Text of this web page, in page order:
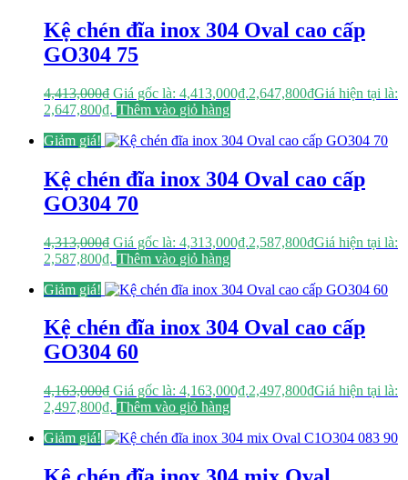
Kệ chén đĩa inox 304 Oval cao cấp
GO304 75
4,413,000₫ Giá gốc là: 4,413,000₫.2,647,800₫Giá hiện tại là:
2,647,800₫. Thêm vào giỏ hàng
Giảm giá!
Kệ chén đĩa inox 304 Oval cao cấp
GO304 70
4,313,000₫ Giá gốc là: 4,313,000₫.2,587,800₫Giá hiện tại là:
2,587,800₫. Thêm vào giỏ hàng
Giảm giá!
Kệ chén đĩa inox 304 Oval cao cấp
GO304 60
4,163,000₫ Giá gốc là: 4,163,000₫.2,497,800₫Giá hiện tại là:
2,497,800₫. Thêm vào giỏ hàng
Giảm giá!